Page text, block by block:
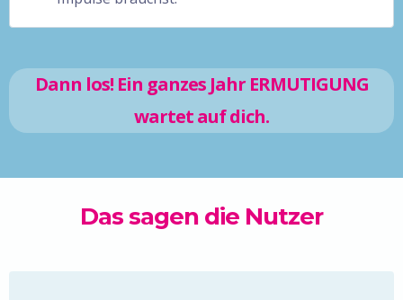
Dann los! Ein ganzes Jahr ERMUTIGUNG
wartet auf dich.
Das sagen die Nutzer